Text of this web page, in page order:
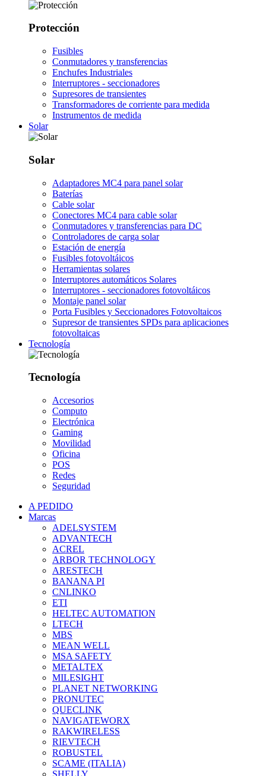
Protección
Fusibles
Conmutadores y transferencias
Enchufes Industriales
Interruptores - seccionadores
Supresores de transientes
Transformadores de corriente para medida
Instrumentos de medida
Solar
Solar
Adaptadores MC4 para panel solar
Baterías
Cable solar
Conectores MC4 para cable solar
Conmutadores y transferencias para DC
Controladores de carga solar
Estación de energía
Fusibles fotovoltáicos
Herramientas solares
Interruptores automáticos Solares
Interruptores - seccionadores fotovoltáicos
Montaje panel solar
Porta Fusibles y Seccionadores Fotovoltaicos
Supresor de transientes SPDs para aplicaciones
fotovoltaicas
Tecnología
Tecnología
Accesorios
Computo
Electrónica
Gaming
Movilidad
Oficina
POS
Redes
Seguridad
A PEDIDO
Marcas
ADELSYSTEM
ADVANTECH
ACREL
ARBOR TECHNOLOGY
ARESTECH
BANANA PI
CNLINKO
ETI
HELTEC AUTOMATION
LTECH
MBS
MEAN WELL
MSA SAFETY
METALTEX
MILESIGHT
PLANET NETWORKING
PRONUTEC
QUECLINK
NAVIGATEWORX
RAKWIRELESS
RIEVTECH
ROBUSTEL
SCAME (ITALIA)
SHELLY